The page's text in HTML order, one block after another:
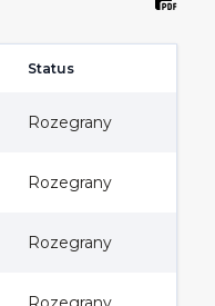
Status
Rozegrany
Rozegrany
Rozegrany